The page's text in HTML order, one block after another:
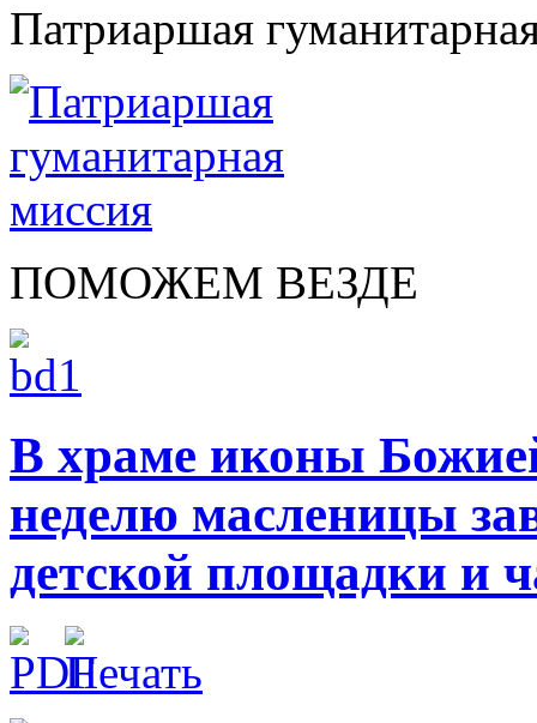
Патриаршая
ПОМОЖЕМ ВЕЗДЕ
В храме иконы
неделю масленицы
детской площадки и